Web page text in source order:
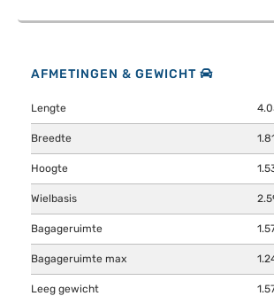
AFMETINGEN & GEWICHT
Lengte
Breedte
Hoogte
Wielbasis
Bagageruimte
Bagageruimte max
Leeg gewicht